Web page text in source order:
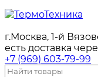
г.Москва, 1-й
есть доставка
+7 (969) 603-79-99